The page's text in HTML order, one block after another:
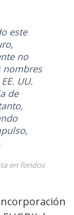
este
no
nombres
UU.
de
en fondos